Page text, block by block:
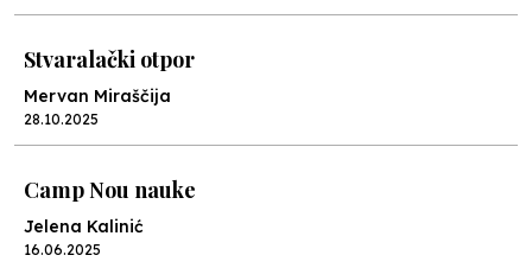
Stvaralački otpor
Mervan Miraščija
28.10.2025
Camp Nou nauke
Jelena Kalinić
16.06.2025